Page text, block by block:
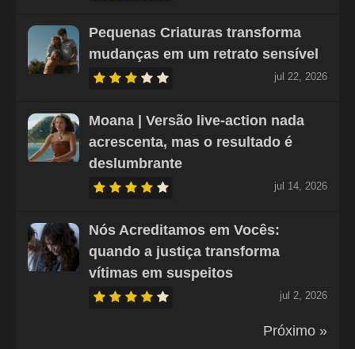
Pequenas Criaturas transforma
mudanças em um retrato sensível
jul 22, 2026
Moana | Versão live-action nada
acrescenta, mas o resultado é
deslumbrante
jul 14, 2026
Nós Acreditamos em Vocês:
quando a justiça transforma
vítimas em suspeitos
jul 2, 2026
Próximo »